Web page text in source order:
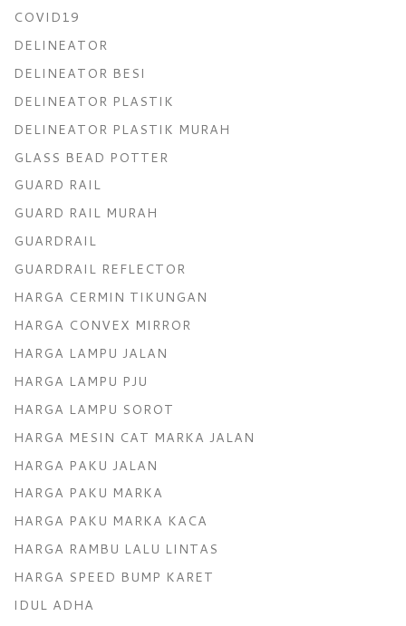
COVID19
DELINEATOR
DELINEATOR BESI
DELINEATOR PLASTIK
DELINEATOR PLASTIK MURAH
GLASS BEAD POTTER
GUARD RAIL
GUARD RAIL MURAH
GUARDRAIL
GUARDRAIL REFLECTOR
HARGA CERMIN TIKUNGAN
HARGA CONVEX MIRROR
HARGA LAMPU JALAN
HARGA LAMPU PJU
HARGA LAMPU SOROT
HARGA MESIN CAT MARKA JALAN
HARGA PAKU JALAN
HARGA PAKU MARKA
HARGA PAKU MARKA KACA
HARGA RAMBU LALU LINTAS
HARGA SPEED BUMP KARET
IDUL ADHA